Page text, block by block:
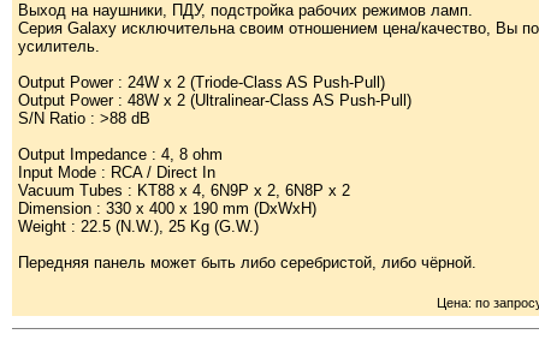
Выход на наушники, ПДУ, подстройка рабочих режимов ламп.
Серия Galaxy исключительна своим отношением цена/качество, Вы
усилитель.
Output Power : 24W x 2 (Triode-Class AS Push-Pull)
Output Power : 48W x 2 (Ultralinear-Class AS Push-Pull)
S/N Ratio : >88 dB
Output Impedance : 4, 8 ohm
Input Mode : RCA / Direct In
Vacuum Tubes : KT88 x 4, 6N9P x 2, 6N8P x 2
Dimension : 330 x 400 x 190 mm (DxWxH)
Weight : 22.5 (N.W.), 25 Kg (G.W.)
Передняя панель может быть либо серебристой, либо чёрной.
Цена: по